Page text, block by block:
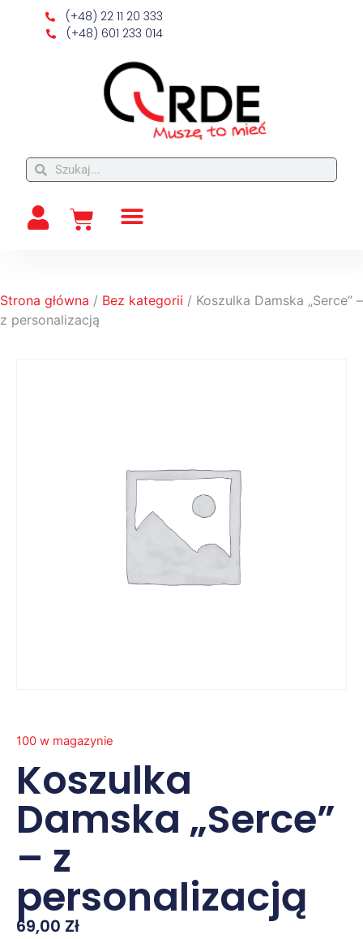
(+48) 22 11 20 333
(+48) 601 233 014
Strona główna / Bez kategorii / Koszulka Damska „Serce” –
z personalizacją
100 w magazynie
Koszulka
Damska „Serce”
– z
personalizacją
69,00 Zł